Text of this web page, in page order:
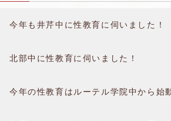
今年も井芹中に性教育に伺いました！
北部中に性教育に伺いました！
今年の性教育はルーテル学院中から始